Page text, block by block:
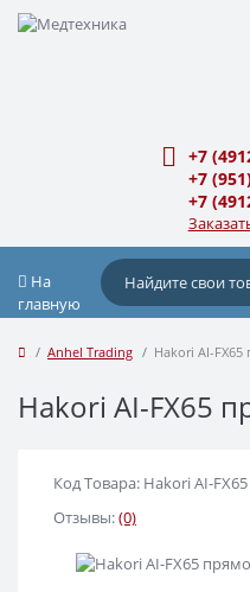
+7
+7
+7
На
главную
Anhel Trading Hakori AI-
Hakori AI-FX65
Код Товара: Hakori AI-
Отзывы:(0)